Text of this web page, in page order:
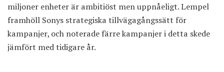
miljoner enheter är ambitiöst men uppnåeligt. Lempel
framhöll Sonys strategiska tillvägagångssätt för
kampanjer, och noterade färre kampanjer i detta skede
jämfört med tidigare år.